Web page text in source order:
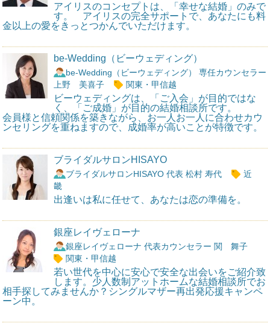
アイリスのコンセプトは、「幸せな結婚」のみで
す。 アイリスの完全サポートで、あなたにも料
金以上の愛をきっとつかんでいただけます。
be-Wedding（ビーウェディング）
be-Wedding（ビーウェディング） 専任カウンセラー
上野 美喜子
関東・甲信越
ビーウェディングは、「ご入会」が目的ではな
く、「ご成婚」が目的の結婚相談所です。
会員様と信頼関係を築きながら、お一人お一人に合わせカウ
ンセリングを重ねますので、成婚率が高いことが特徴です。
ブライダルサロンHISAYO
ブライダルサロンHISAYO 代表 松村 寿代
近
畿
出逢いは私に任せて、あなたは恋の準備を。
銀座レイヴェローナ
銀座レイヴェローナ 代表カウンセラー 関 舞子
関東・甲信越
若い世代を中心に安心で安全な出会いをご紹介致
します。少人数制アットホームな結婚相談所でお
相手探してみませんか？シングルマザー再出発応援キャンペ
ーン中。